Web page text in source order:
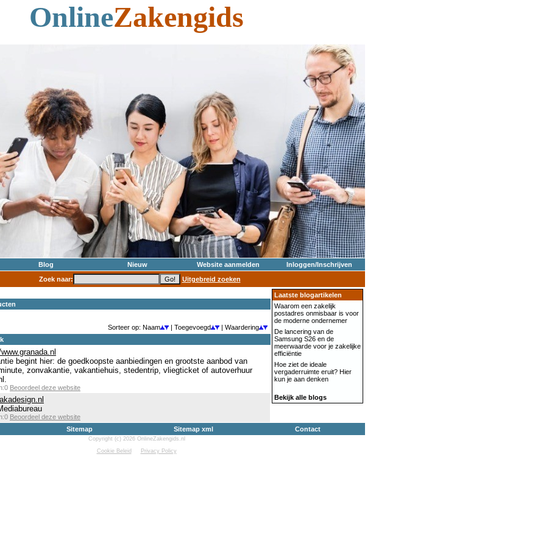
OnlineZakengids
Blog Nieuw Website aanmelden
Inloggen/Inschrijven
Zoek naar:
Uitgebreid zoeken
Sorteer op: Naam | Toegevoegd
| Waardering
begint hier: de goedkoopste aanbiedingen en grootste aanbod van
zonvakantie, vakantiehuis, stedentrip, vliegticket of autoverhuur
Beoordeel deze website
Beoordeel deze website
Laatste blogartikelen
Waarom een zakelijk
postadres onmisbaar is voor
de moderne ondernemer
De lancering van de
Samsung S26 en de
meerwaarde voor je zakelijke
efficiëntie
Hoe ziet de ideale
vergaderruimte eruit? Hier
kun je aan denken
Bekijk alle blogs
Sitemap Sitemap xml Contact
Copyright (c) 2026 OnlineZakengids.nl
Cookie Beleid
Privacy Policy